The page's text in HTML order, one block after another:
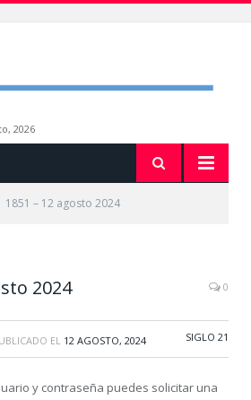
2026
1851 – 12 agosto 2024
2024 0
EL 12 AGOSTO, 2024 SIGLO 21
y contraseña puedes solicitar una